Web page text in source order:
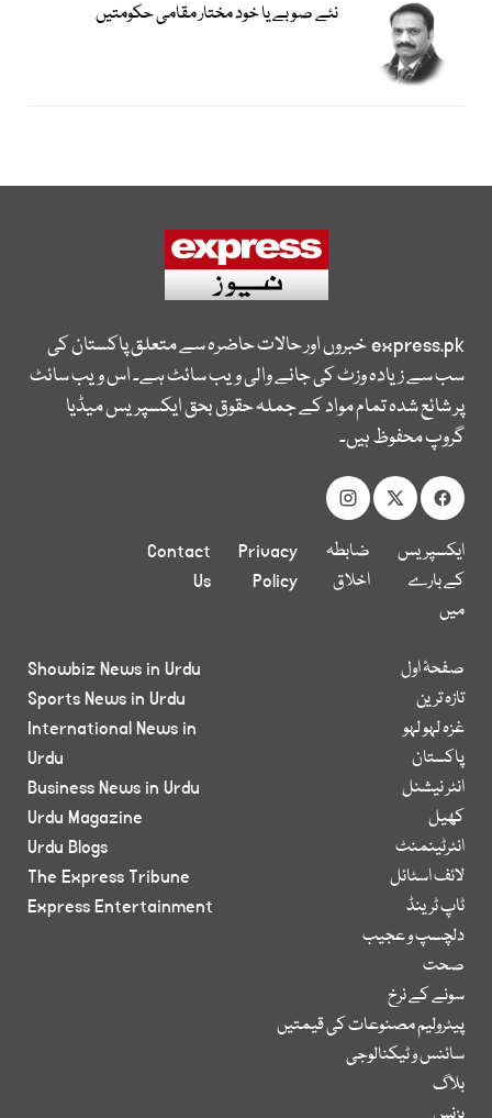
نئے صوبے یا خود مختار مقامی حکومتیں
express.pkخبروں اور حالات حاضرہ سے متعلق پاکستان کی
سب سے زیادہ وزٹ کی جانے والی ویب سائٹ ہے۔ اس ویب سائٹ
پر شائع شدہ تمام مواد کے جملہ حقوق بحق ایکسپریس میڈیا
گروپ محفوظ ہیں۔
ایکسپریس
کے بارے
میں
ضابطہ
اخلاق
Privacy
Policy
Contact
Us
صفحۂ اول
تازہ ترین
غزہ لہو لہو
پاکستان
انٹر نیشنل
کھیل
انٹرٹینمنٹ
لائف اسٹائل
ٹاپ ٹرینڈ
دلچسپ و عجیب
صحت
سونے کے نرخ
پیٹرولیم مصنوعات کی قیمتیں
سائنس و ٹیکنالوجی
بلاگ
Showbiz News in Urdu
Sports News in Urdu
International News in
Urdu
Business News in Urdu
Urdu Magazine
Urdu Blogs
The Express Tribune
Express Entertainment